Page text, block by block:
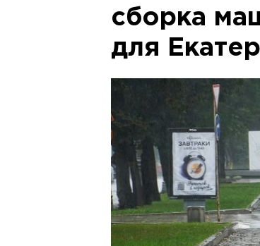
сборка
для